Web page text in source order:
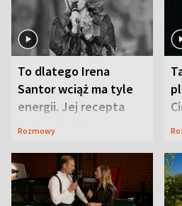
To dlatego Irena
Santor wciąż ma tyle
energii. Jej recepta
jest zaskakująco
Rozmowy